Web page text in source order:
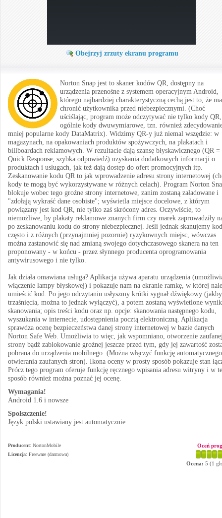
Obejrzyj zrzuty ekranu programu
Norton Snap jest to skaner kodów QR, dostępny na
urządzenia przenośne z systemem operacyjnym Android,
którego najbardziej charakterystyczną cechą jest to, że ma
chronić użytkownika przed niebezpiecznymi. (Choć
uściślając, program może odczytywać nie tylko kody
ogólnie kody dwuwymiarowe, tzn. również
mniej popularne kody DataMatrix). Widzimy QR-y już niemal wszędzie: w
magazynach, na opakowaniach produktów spożywczych, na plakatach i
billboardach reklamowych. W rezultacie dają szansę błyskawicznego (QR =
Quick Response; szybka odpowiedź) uzyskania dodatkowych informacji o
produktach i usługach, jak też dają dostęp do ofert promocyjnych itp.
Zeskanowanie kodu QR to jak wprowadzenie adresu strony internetowej
kody te mogą być wykorzystywane w różnych celach). Program Norton
blokuje wobec tego groźne strony internetowe, zanim zostaną załadowane i
"zdołają wykraść dane osobiste"; wyświetla miejsce docelowe, z którym
powiązany jest kod QR, nie tylko zaś skrócony adres. Oczywiście, to
niemożliwe, by plakaty reklamowe znanych firm czy marek zaprowadziły
po zeskanowaniu kodu do strony niebezpiecznej. Jeśli jednak skanujemy
często i z różnych (przynajmniej pozornie) ryzykownych miejsc, wówczas
można zastanowić się nad zmianą swojego dotychczasowego skanera na ten
proponowany - w końcu - przez słynnego producenta oprogramowania
antywirusowego i nie tylko.
Jak działa omawiana usługa? Aplikacja używa aparatu urządzenia
włączenie lampy błyskowej) i pokazuje nam na ekranie ramkę, w której
umieścić kod. Po jego odczytaniu usłyszmy krótki sygnał dźwiękowy (jakby
trzaśnięcia, można to jednak wyłączyć), a potem zostaną wyświetlone
skanowania; opis treści kodu oraz np. opcje: skanowania następnego kodu,
wyszukania w internecie, udostępnienia pocztą elektroniczną. Aplikacja
sprawdza ocenę bezpieczeństwa danej strony internetowej w bazie danych
Norton Safe Web. Umożliwia to więc, jak wspomniano, otworzenie
strony bądź zablokowanie groźnej jeszcze przed tym, gdy jej zawartość
pobrana do urządzenia mobilnego. (Można włączyć funkcję automatycznego
otwierania zaufanych stron). Ikona oceny w prosty sposób pokazuje stan
Prócz tego program oferuje funkcję ręcznego wpisania adresu witryny i w
sposób również można poznać jej ocenę.
Wymagania!
Android 1.6 i nowsze
Spolszczenie!
Język polski ustawiany jest automatycznie
Producent: NortonMobile
Licencja: Freeware (darmowa)
Oceń
Ocena: 5 (1